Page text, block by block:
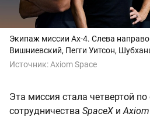
Экипаж миссии Ax-4. Слева
Вишниевский, Пегги Уитсон,
Источник:Axiom Space
Эта миссия стала четвертой
сотрудничества SpaceX и